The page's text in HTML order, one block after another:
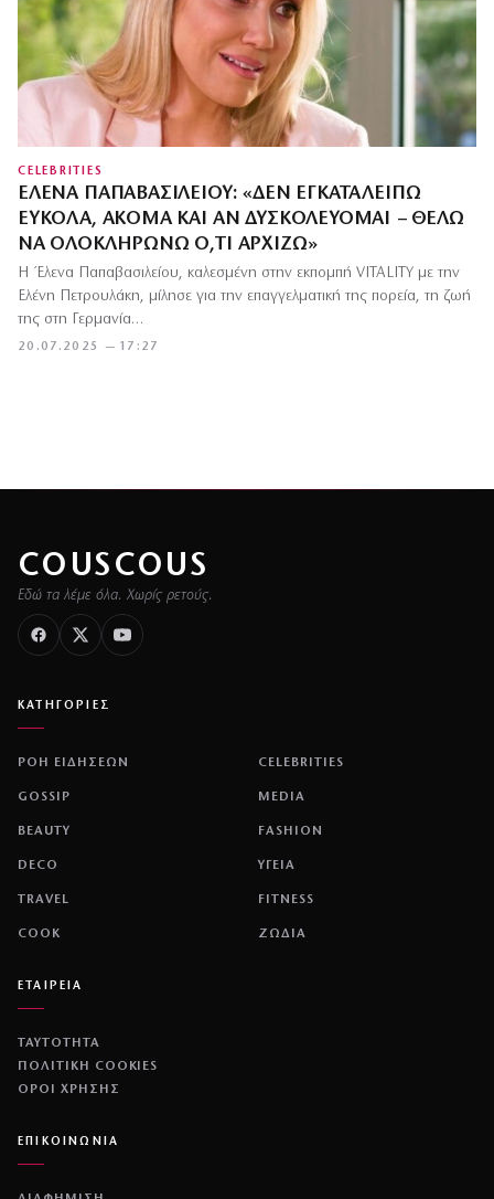
CELEBRITIES
ΈΛΕΝΑ ΠΑΠΑΒΑΣΙΛΕΊΟΥ: «ΔΕΝ ΕΓΚΑΤΑΛΕΊΠΩ
ΕΎΚΟΛΑ, ΑΚΌΜΑ ΚΑΙ ΑΝ ΔΥΣΚΟΛΕΎΟΜΑΙ – ΘΈΛΩ
ΝΑ ΟΛΟΚΛΗΡΏΝΩ Ό,ΤΙ ΑΡΧΊΖΩ»
20.07.2025 — 17:27
Η Έλενα Παπαβασιλείου, καλεσμένη στην εκπομπή VITALITY με την
Ελένη Πετρουλάκη, μίλησε για την επαγγελματική της πορεία, τη ζωή
της στη Γερμανία…
COUSCOUS
Εδώ τα λέμε όλα. Χωρίς ρετούς.
ΚΑΤΗΓΟΡΙΕΣ
ΡΟΗ ΕΙΔΗΣΕΩΝ CELEBRITIES
GOSSIP MEDIA
BEAUTY FASHION
DECO ΥΓΕΙΑ
TRAVEL FITNESS
COOK ΖΩΔΙΑ
ΕΤΑΙΡΕΙΑ
ΤΑΥΤΟΤΗΤΑ
ΠΟΛΙΤΙΚΉ COOKIES
ΌΡΟΙ ΧΡΉΣΗΣ
ΕΠΙΚΟΙΝΩΝΙΑ